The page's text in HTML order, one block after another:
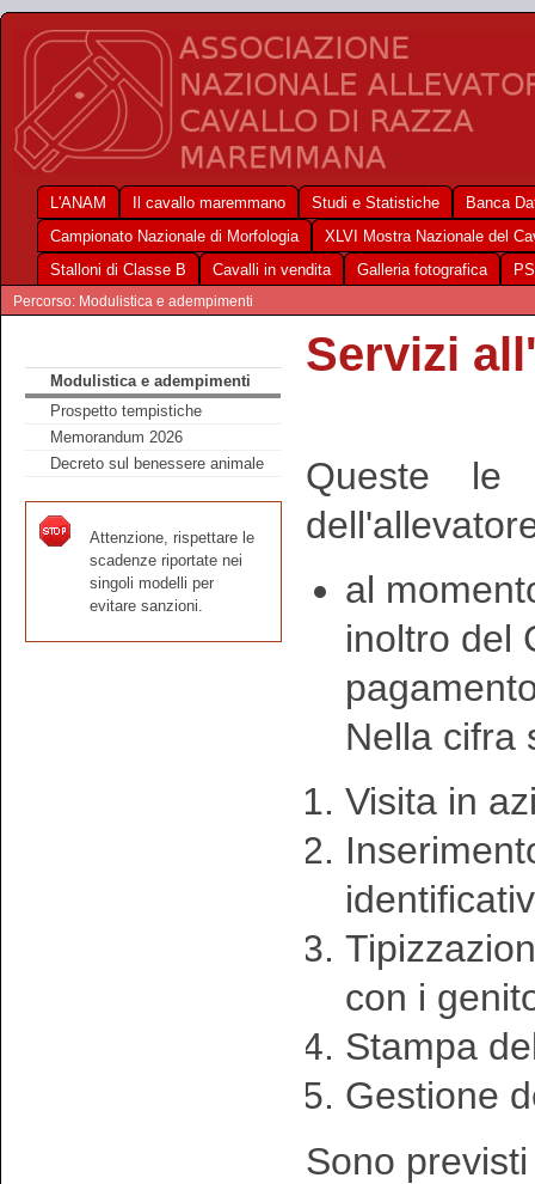
L'ANAM Il cavallo maremmano Studi e Statistiche
Banca
Campionato Nazionale di Morfologia
XLVI Mostra Nazionale del
Stalloni di Classe B
Cavalli in vendita Galleria fotografica
Percorso: Modulistica e adempimenti
Modulistica e adempimenti
Prospetto tempistiche
Memorandum 2026
Decreto sul benessere animale
Attenzione, rispettare le
scadenze riportate nei
singoli modelli per
evitare sanzioni.
Servizi
Queste le
al
inoltro del
Nella cifra
Visita in
con i
Stampa
Gestione
Sono